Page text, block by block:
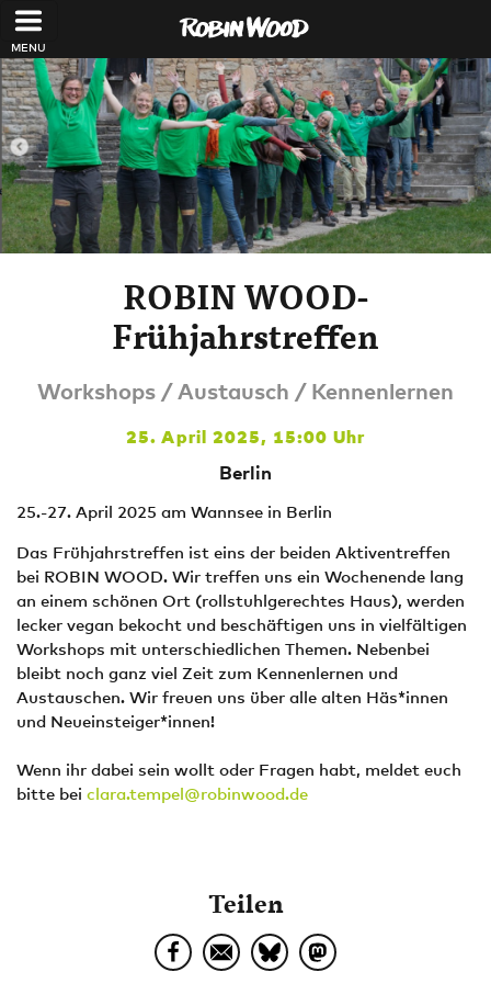
Direkt zum Inhalt
ROBIN WOOD-
Frühjahrstreffen
Workshops / Austausch / Kennenlernen
25. April 2025, 15:00 Uhr
Berlin
25.-27. April 2025 am Wannsee in Berlin
Das Frühjahrstreffen ist eins der beiden Aktiventreffen
bei ROBIN WOOD. Wir treffen uns ein Wochenende lang
an einem schönen Ort (rollstuhlgerechtes Haus), werden
lecker vegan bekocht und beschäftigen uns in vielfältigen
Workshops mit unterschiedlichen Themen. Nebenbei
bleibt noch ganz viel Zeit zum Kennenlernen und
Austauschen. Wir freuen uns über alle alten Häs*innen
und Neueinsteiger*innen!
Wenn ihr dabei sein wollt oder Fragen habt, meldet euch
bitte bei clara.tempel@robinwood.de
Teilen